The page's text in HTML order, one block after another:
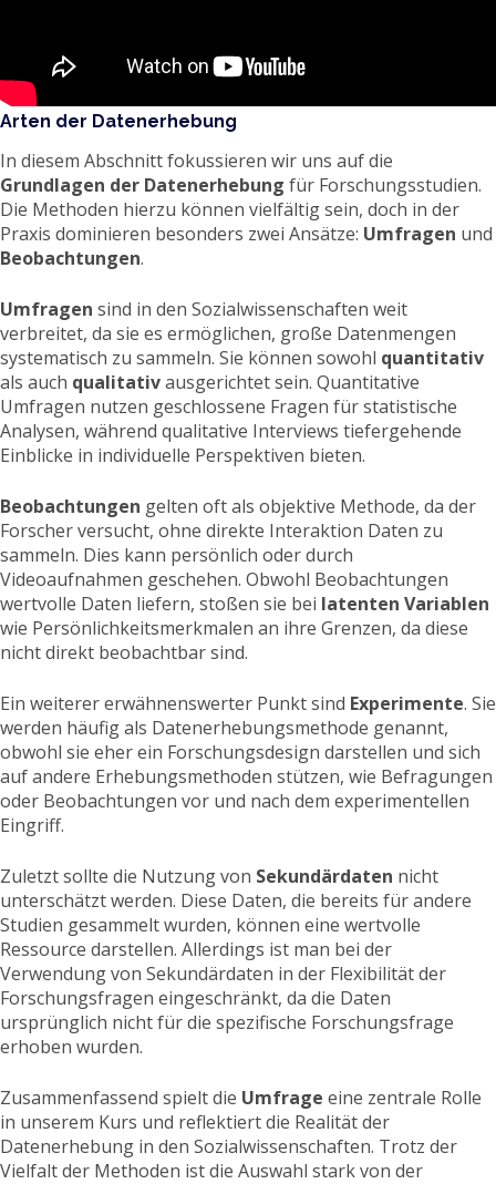
Arten der Datenerhebung
In diesem Abschnitt fokussieren wir uns auf die
Grundlagen der Datenerhebung für Forschungsstudien.
Die Methoden hierzu können vielfältig sein, doch in der
Praxis dominieren besonders zwei Ansätze: Umfragen und
Beobachtungen.
Umfragen sind in den Sozialwissenschaften weit
verbreitet, da sie es ermöglichen, große Datenmengen
systematisch zu sammeln. Sie können sowohl quantitativ
als auch qualitativausgerichtet sein. Quantitative
Umfragen nutzen geschlossene Fragen für statistische
Analysen, während qualitative Interviews tiefergehende
Einblicke in individuelle Perspektiven bieten.
Beobachtungen gelten oft als objektive Methode, da der
Forscher versucht, ohne direkte Interaktion Daten zu
sammeln. Dies kann persönlich oder durch
Videoaufnahmen geschehen. Obwohl Beobachtungen
wertvolle Daten liefern, stoßen sie bei latenten Variablen
wie Persönlichkeitsmerkmalen an ihre Grenzen, da diese
nicht direkt beobachtbar sind.
Ein weiterer erwähnenswerter Punkt sind Experimente. Sie
werden häufig als Datenerhebungsmethode genannt,
obwohl sie eher ein Forschungsdesign darstellen und sich
auf andere Erhebungsmethoden stützen, wie Befragungen
oder Beobachtungen vor und nach dem experimentellen
Eingriff.
Zuletzt sollte die Nutzung von Sekundärdaten nicht
unterschätzt werden. Diese Daten, die bereits für andere
Studien gesammelt wurden, können eine wertvolle
Ressource darstellen. Allerdings ist man bei der
Verwendung von Sekundärdaten in der Flexibilität der
Forschungsfragen eingeschränkt, da die Daten
ursprünglich nicht für die spezifische Forschungsfrage
erhoben wurden.
Zusammenfassend spielt die Umfrage eine zentrale Rolle
in unserem Kurs und reflektiert die Realität der
Datenerhebung in den Sozialwissenschaften. Trotz der
Vielfalt der Methoden ist die Auswahl stark von der